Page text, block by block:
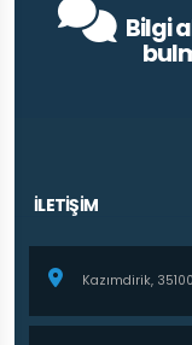
Bilgi
İLETİŞİM
Kazımdirik,